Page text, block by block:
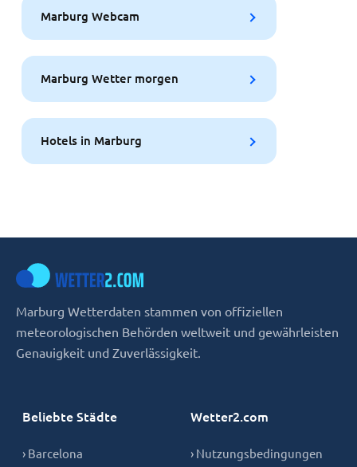
Marburg Webcam
Marburg Wetter morgen
Hotels in Marburg
Marburg Wetterdaten stammen von offiziellen
meteorologischen Behörden weltweit und gewährleisten
Genauigkeit und Zuverlässigkeit.
Beliebte Städte
› Barcelona
Wetter2.com
› Nutzungsbedingungen